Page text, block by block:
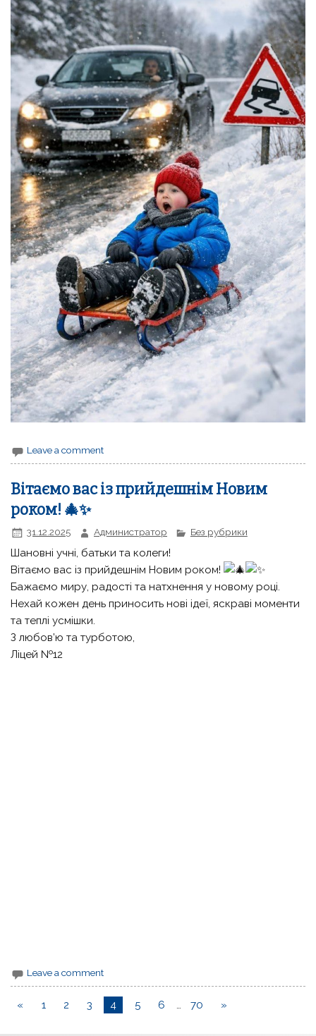
Leave a comment
Вітаємо вас із прийдешнім Новим
роком! 🎄✨
31.12.2025 Администратор Без рубрики
Шановні учні, батьки та колеги!
Вітаємо вас із прийдешнім Новим роком!
Бажаємо миру, радості та натхнення у новому році.
Нехай кожен день приносить нові ідеї, яскраві моменти
та теплі усмішки.
З любов’ю та турботою,
Ліцей №12
Leave a comment
« 1 2 3 4 5 6 70 »